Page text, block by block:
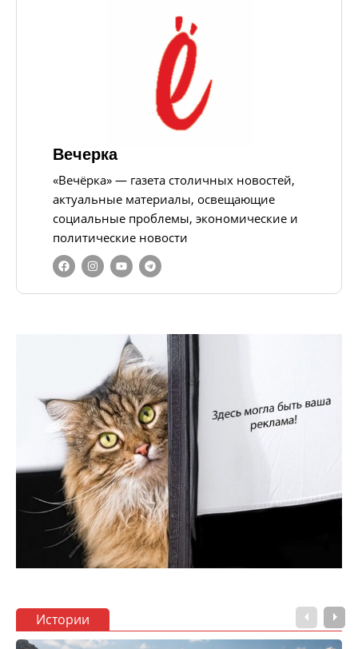
Вечерка
«Вечёрка» — газета столичных новостей,
актуальные материалы, освещающие
социальные проблемы, экономические и
политические новости
Истории